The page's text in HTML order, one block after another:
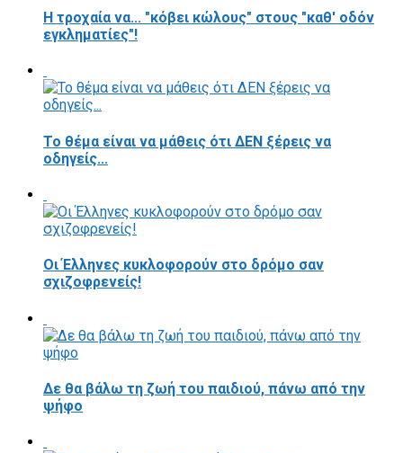
Η τροχαία να... "κόβει κώλους" στους "καθ' οδόν
εγκληματίες"!
Το θέμα είναι να μάθεις ότι ΔΕΝ ξέρεις να
οδηγείς...
Οι Έλληνες κυκλοφορούν στο δρόμο σαν
σχιζοφρενείς!
Δε θα βάλω τη ζωή του παιδιού, πάνω από την
ψήφο